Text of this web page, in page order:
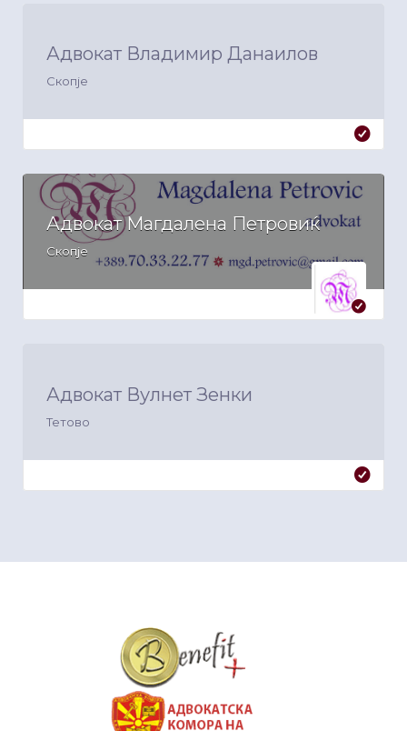
Адвокат Владимир Данаилов
Скопје
Адвокат Магдалена Петровиќ
Скопје
Адвокат Вулнет Зенки
Тетово